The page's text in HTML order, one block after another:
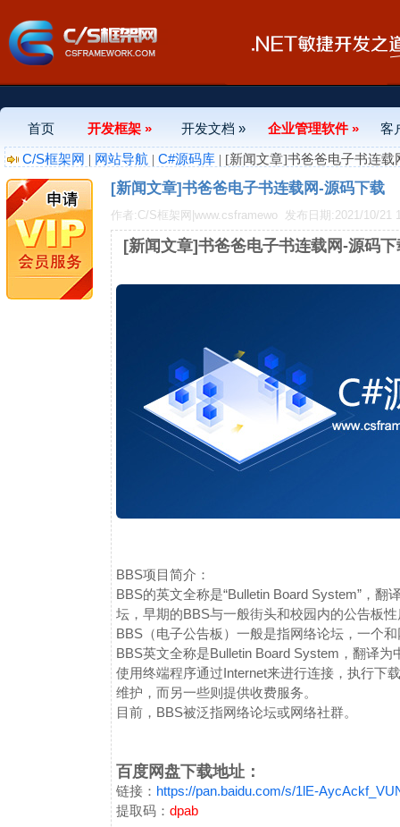
首页 开发框架 » 开发文档 » 企业管理软件 »
客
C/S框架网 | 网站导航 | C#源码库 | [新闻文章]书爸爸电子书连载
[新闻文章]书爸爸电子书连载网-源码下载
作者:C/S框架网|www.csframewo 发布日期:2021/10/21
[新闻文章]书爸爸电子书连载网-源码下
BBS项目简介：
BBS的英文全称是“Bulletin Board System”，翻
坛，早期的BBS与一般街头和校园内的公告板
BBS（电子公告板）一般是指网络论坛，一个
BBS英文全称是Bulletin Board System，翻译
使用终端程序通过Internet来进行连接，执行下
维护，而另一些则提供收费服务。
目前，BBS被泛指网络论坛或网络社群。
百度网盘下载地址：
链接： https://pan.baidu.com/s/1lE-
提取码： dpab